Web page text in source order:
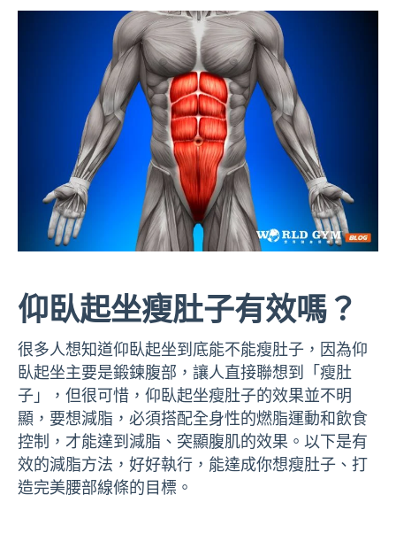
仰臥起坐瘦肚子有效嗎？
很多人想知道仰臥起坐到底能不能瘦肚子，因為仰
臥起坐主要是鍛鍊腹部，讓人直接聯想到「瘦肚
子」，但很可惜，仰臥起坐瘦肚子的效果並不明
顯，要想減脂，必須搭配全身性的燃脂運動和飲食
控制，才能達到減脂、突顯腹肌的效果。以下是有
效的減脂方法，好好執行，能達成你想瘦肚子、打
造完美腰部線條的目標。